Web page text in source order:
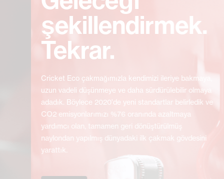
şekillendirmek.
Tekrar.
Cricket Eco çakmağımızla kendimizi ileriye bakmaya,
uzun vadeli düşünmeye ve daha sürdürülebilir olmaya
adadık. Böylece 2020'de yeni standartlar belirledik ve
CO2 emisyonlarımızı %76 oranında azaltmaya
yardımcı olan, tamamen geri dönüştürülmüş
naylondan yapılmış dünyadaki ilk çakmak gövdesini